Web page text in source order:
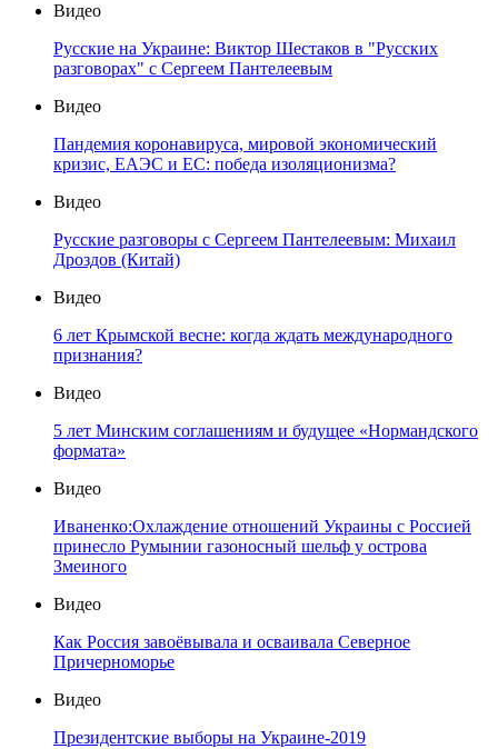
Видео
Русские на Украине: Виктор Шестаков в "Русских
разговорах" с Сергеем Пантелеевым
Видео
Пандемия коронавируса, мировой экономический
кризис, ЕАЭС и ЕС: победа изоляционизма?
Видео
Русские разговоры с Сергеем Пантелеевым: Михаил
Дроздов (Китай)
Видео
6 лет Крымской весне: когда ждать международного
признания?
Видео
5 лет Минским соглашениям и будущее «Нормандского
формата»
Видео
Иваненко:Охлаждение отношений Украины с Россией
принесло Румынии газоносный шельф у острова
Змеиного
Видео
Как Россия завоёвывала и осваивала Северное
Причерноморье
Видео
Президентские выборы на Украине-2019